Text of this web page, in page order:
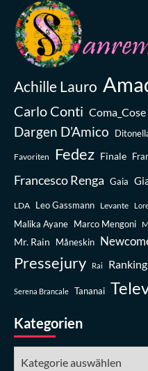
Achille Lauro
Carlo Conti Coma_Cose
Dargen D’Amico
Favoriten Fedez Finale
Francesco Renga Gaia
LDA Leo Gassmann Levante
Malika Ayane Marco Mengoni
Mr. Rain Måneskin
Pressejury Rai Ranking
Serena Brancale Tananai
Kategorien